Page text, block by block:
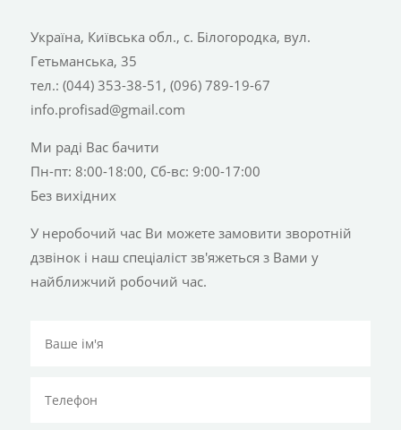
Україна, Київська обл., с. Білогородка, вул.
Гетьманська, 35
тел.: (044) 353-38-51, (096) 789-19-67
info.profisad@gmail.com
Ми раді Вас бачити
Пн-пт: 8:00-18:00, Сб-вс: 9:00-17:00
Без вихідних
У неробочий час Ви можете замовити зворотній
дзвінок і наш спеціаліст зв'яжеться з Вами у
найближчий робочий час.